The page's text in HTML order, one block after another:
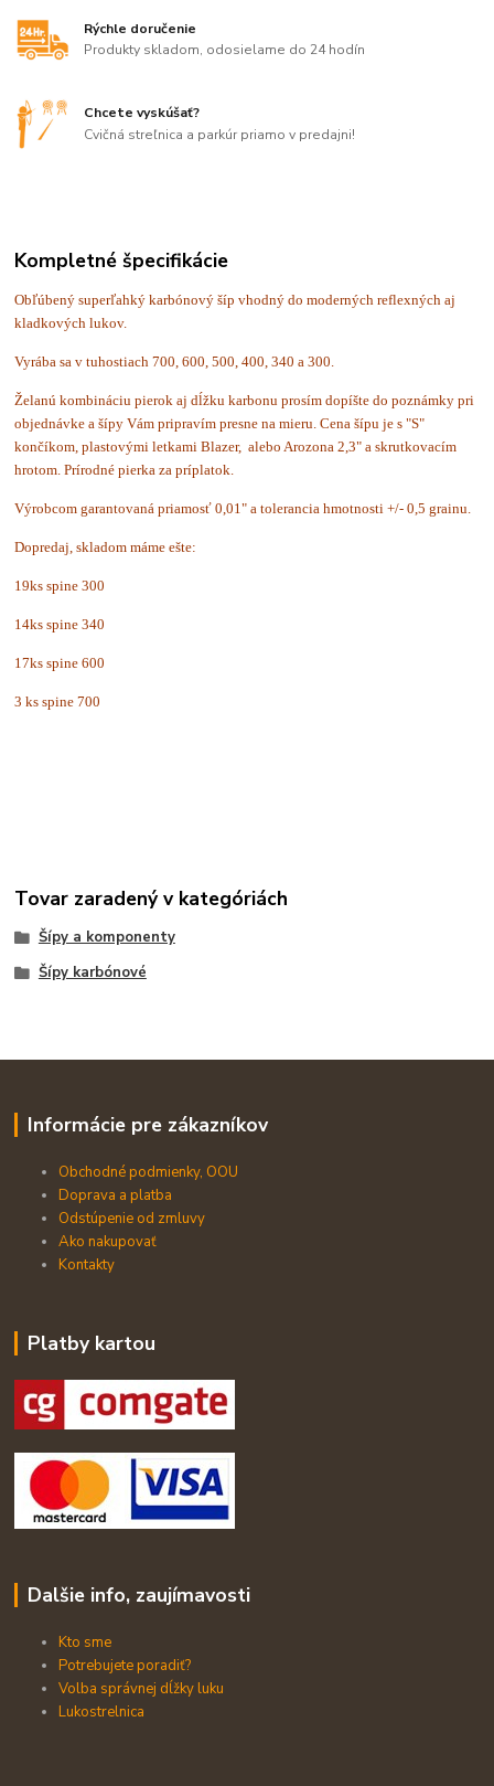
Rýchle doručenie
Produkty skladom, odosielame do 24 hodín
Chcete vyskúšať?
Cvičná streľnica a parkúr priamo v predajni!
Kompletné špecifikácie
Obľúbený superľahký karbónový šíp vhodný do moderných reflexných aj
kladkových lukov.
Vyrába sa v tuhostiach 700, 600, 500, 400, 340 a 300.
Želanú kombináciu pierok aj dĺžku karbonu prosím dopíšte do poznámky pri
objednávke a šípy Vám pripravím presne na mieru. Cena šípu je s "S"
končíkom, plastovými letkami Blazer, alebo Arozona 2,3" a skrutkovacím
hrotom. Prírodné pierka za príplatok.
Výrobcom garantovaná priamosť 0,01" a tolerancia hmotnosti +/- 0,5 grainu.
Dopredaj, skladom máme ešte:
19ks spine 300
14ks spine 340
17ks spine 600
3 ks spine 700
Tovar zaradený v kategóriách
Šípy a komponenty
Šípy karbónové
Informácie pre zákazníkov
Obchodné podmienky, OOU
Doprava a platba
Odstúpenie od zmluvy
Ako nakupovať
Kontakty
Platby kartou
Dalšie info, zaujímavosti
Kto sme
Potrebujete poradiť?
Volba správnej dĺžky luku
Lukostrelnica